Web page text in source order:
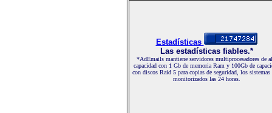
Estadísticas
Las estadísticas fiables.*
*AdEmails mantiene servidores multiprocesadores de
capacidad con 1 Gb de memoria Ram y 100Gb de
con discos Raid 5 para copias de seguridad, los sistemas
monitorizados las 24 horas.